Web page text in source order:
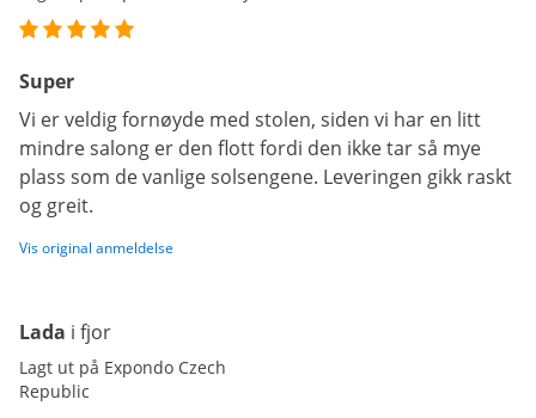
Super
Vi er veldig fornøyde med stolen, siden vi har en litt
mindre salong er den flott fordi den ikke tar så mye
plass som de vanlige solsengene. Leveringen gikk raskt
og greit.
Vis original anmeldelse
Lada i fjor
Lagt ut på Expondo Czech
Republic